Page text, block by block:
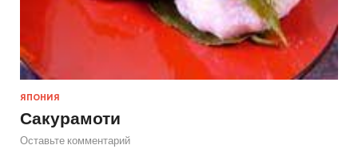
ЯПОНИЯ
Сакурамоти
Оставьте комментарий